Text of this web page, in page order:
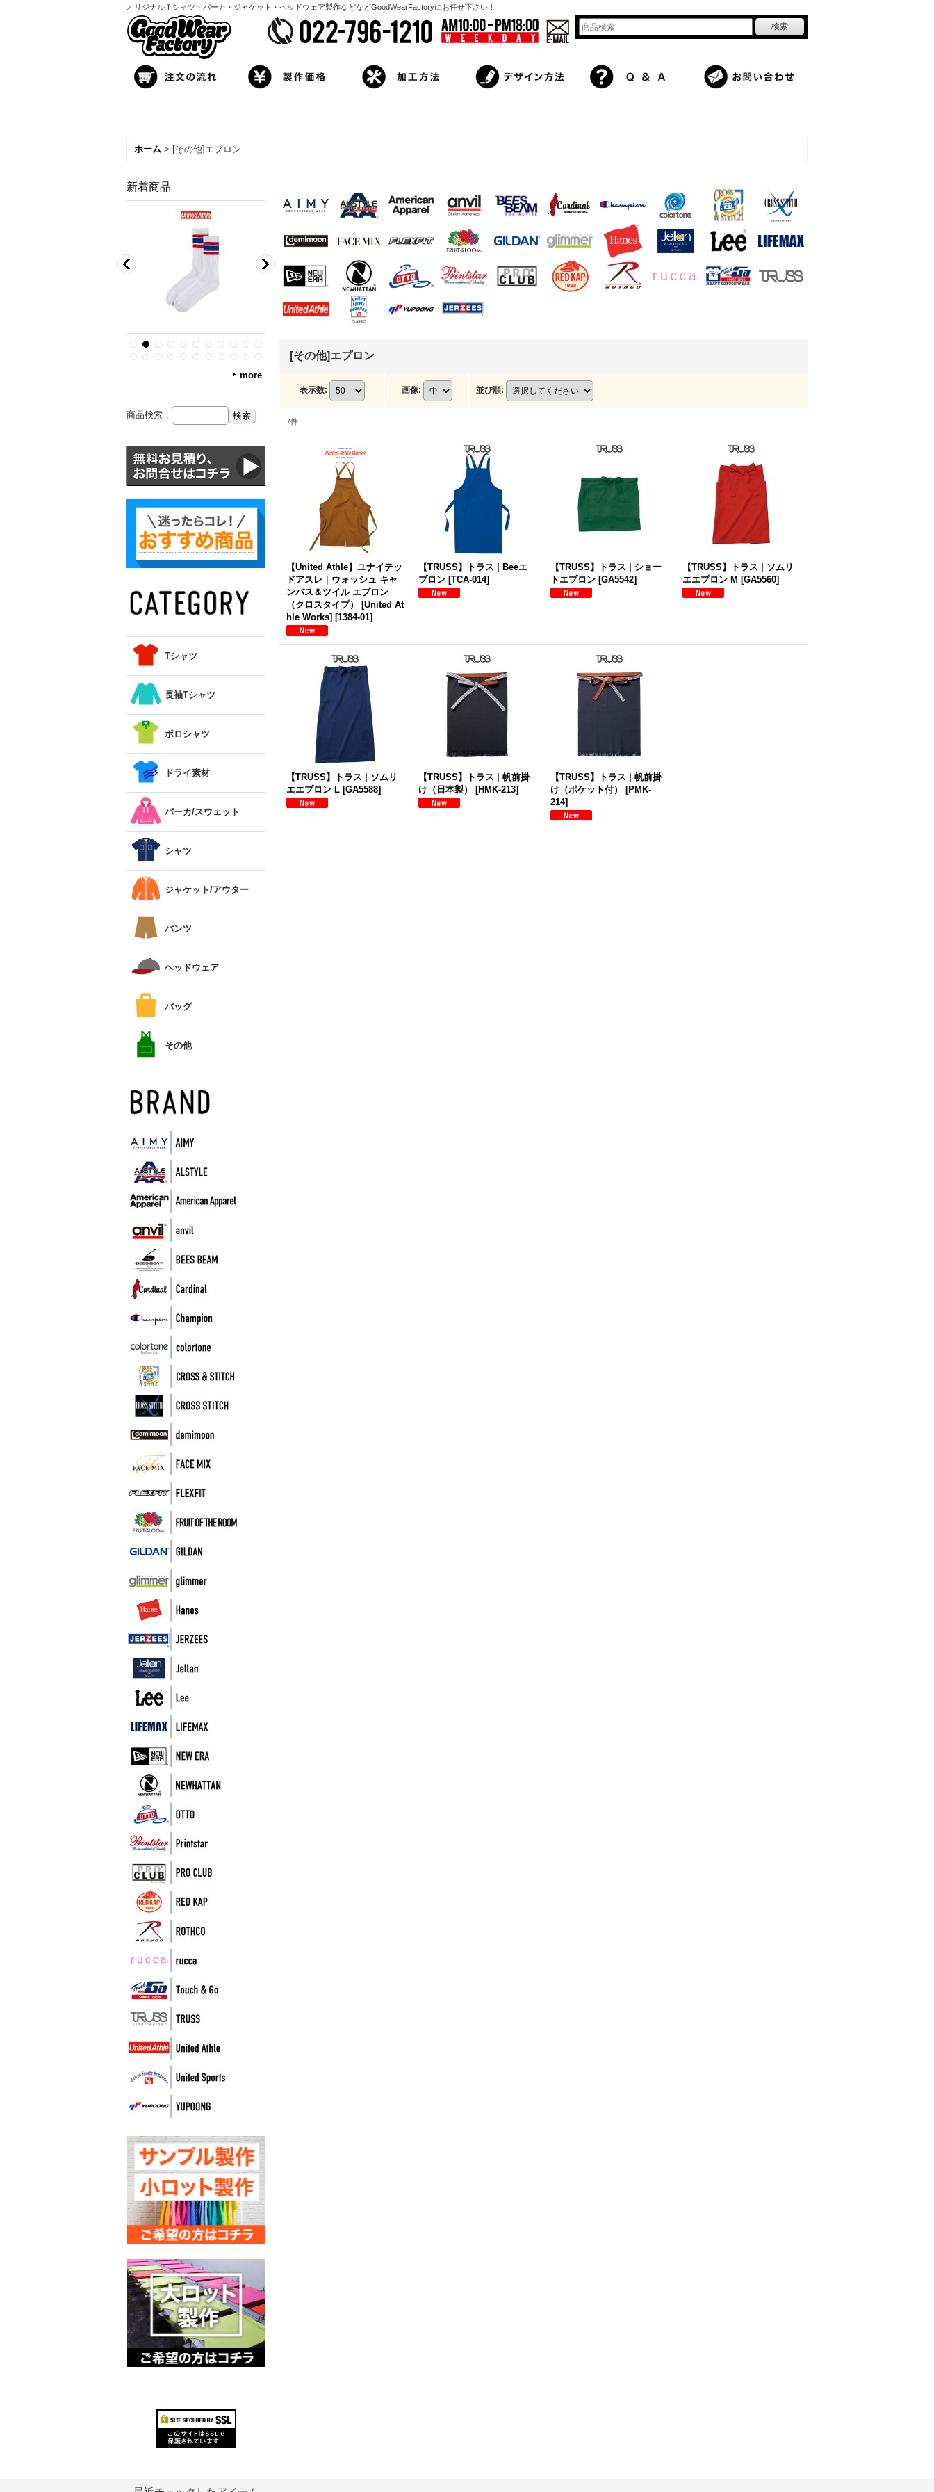
オリジナルＴシャツ・パーカ・ジャケット・ヘッドウェア製作などなどGoodWearFactoryにお任せ下さい！
ホーム > [その他]エプロン
新着商品
more
商品検索：
Tシャツ
長袖Tシャツ
ポロシャツ
ドライ素材
パーカ/スウェット
シャツ
ジャケット/アウター
パンツ
ヘッドウェア
バッグ
その他
[その他]エプロン
表示数: 画像: 並び順:
7件
【United Athle】ユナイテッ
ドアスレ｜ウォッシュ キャ
ンバス＆ツイル エプロン
（クロスタイプ） [United At
hle Works] [1384-01]
【TRUSS】トラス | Beeエ
プロン [TCA-014]
【TRUSS】トラス | ショー
トエプロン [GA5542]
【TRUSS】トラス | ソムリ
エエプロン M [GA5560]
【TRUSS】トラス | ソムリ
エエプロン L [GA5588]
【TRUSS】トラス | 帆前掛
け（日本製）
[HMK-213]
【TRUSS】トラス | 帆前掛
け（ポケット付）
[PMK-
214]